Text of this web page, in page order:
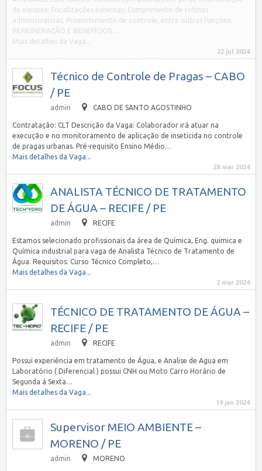
de equipes; Fiscalizações externas; Cumprimento de rotinas
administrativas; Preenchimento de controle, entre outras funções.
REMUNERAÇÃO E BENEFÍCIOS:…
Mais detalhes da Vaga...
22 jul 2024
Técnico de Controle de Pragas – CABO
/ PE
admin CABO DE SANTO AGOSTINHO
Contratação: CLT Descrição da Vaga: Colaborador irá atuar na
execução e no monitoramento de aplicação de inseticida no controle
de pragas urbanas. Pré-requisito Ensino Médio…
Mais detalhes da Vaga...
28 mar 2024
ANALISTA TÉCNICO DE TRATAMENTO
DE ÁGUA – RECIFE / PE
admin RECIFE
Estamos selecionado profissionais da área de Química, Eng. quimica e
Química industrial para vaga de Analista Técnico de Tratamento de
Água. Requisitos: Curso Técnico Completo,…
Mais detalhes da Vaga...
2 mar 2024
TÉCNICO DE TRATAMENTO DE ÁGUA –
RECIFE / PE
admin RECIFE
Possui experiência em tratamento de Água, e Analise de Agua em
Laboratório ( Diferencial ) possui CNH ou Moto Carro Horário de
Segunda á Sexta…
Mais detalhes da Vaga...
19 jan 2024
Supervisor MEIO AMBIENTE –
MORENO / PE
admin MORENO